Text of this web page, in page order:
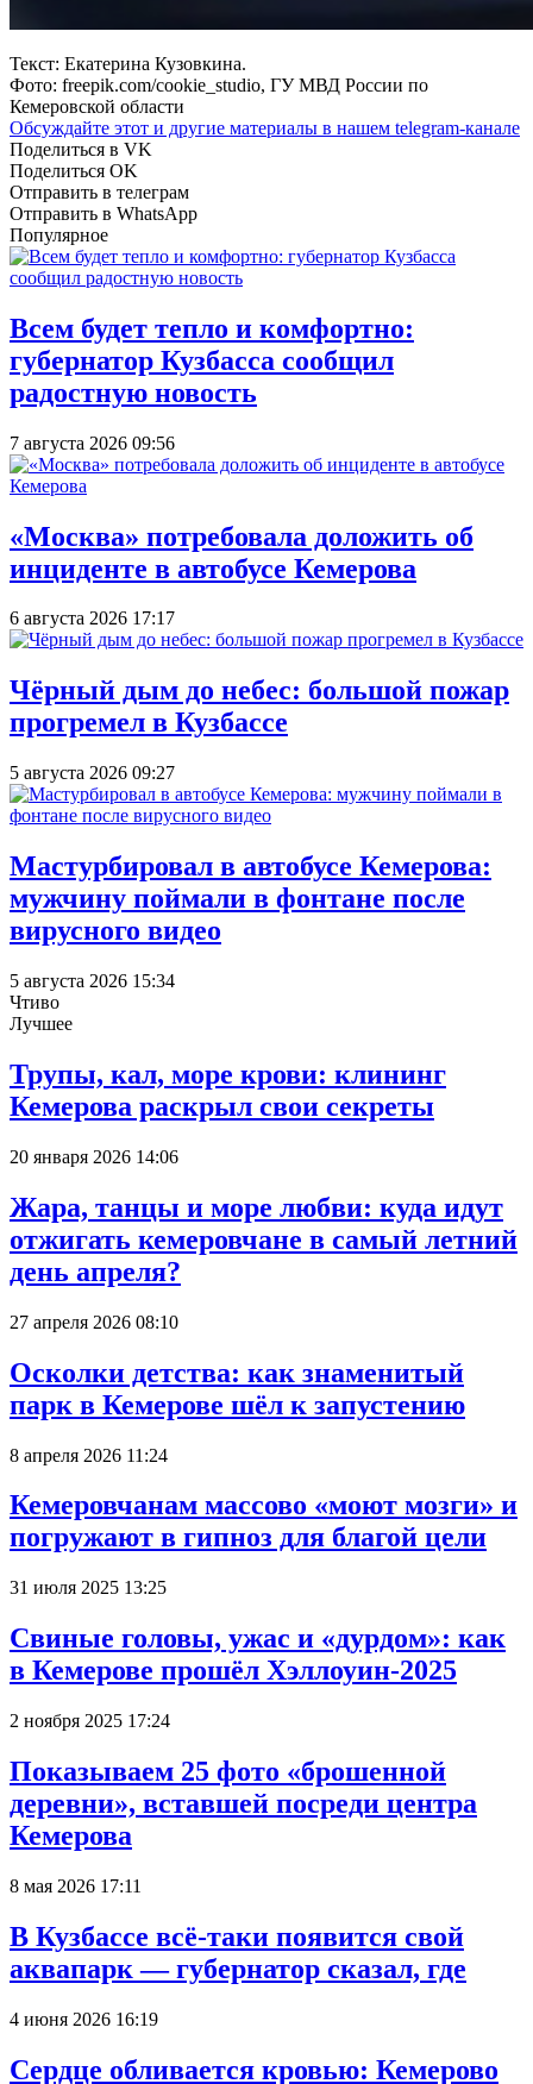
Текст: Екатерина Кузовкина.
Фото: freepik.com/cookie_studio, ГУ МВД России по
Кемеровской области
Обсуждайте этот и другие материалы в нашем telegram-канале
Поделиться в VK
Поделиться OK
Отправить в телеграм
Отправить в WhatsApp
Популярное
Всем будет тепло и комфортно:
губернатор Кузбасса сообщил
радостную новость
7 августа 2026 09:56
«Москва» потребовала доложить об
инциденте в автобусе Кемерова
6 августа 2026 17:17
Чёрный дым до небес: большой пожар
прогремел в Кузбассе
5 августа 2026 09:27
Мастурбировал в автобусе Кемерова:
мужчину поймали в фонтане после
вирусного видео
5 августа 2026 15:34
Чтиво
Лучшее
Трупы, кал, море крови: клининг
Кемерова раскрыл свои секреты
20 января 2026 14:06
Жара, танцы и море любви: куда идут
отжигать кемеровчане в самый летний
день апреля?
27 апреля 2026 08:10
Осколки детства: как знаменитый
парк в Кемерове шёл к запустению
8 апреля 2026 11:24
Кемеровчанам массово «моют мозги» и
погружают в гипноз для благой цели
31 июля 2025 13:25
Свиные головы, ужас и «дурдом»: как
в Кемерове прошёл Хэллоуин-2025
2 ноября 2025 17:24
Показываем 25 фото «брошенной
деревни», вставшей посреди центра
Кемерова
8 мая 2026 17:11
В Кузбассе всё-таки появится свой
аквапарк — губернатор сказал, где
4 июня 2026 16:19
Сердце обливается кровью: Кемерово